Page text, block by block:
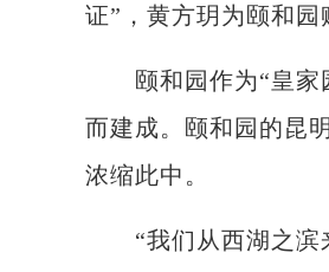
证”，黄方玥为颐和园
颐和园作为“皇家园
而建成。颐和园的昆
浓缩此中。
“我们从西湖之滨来